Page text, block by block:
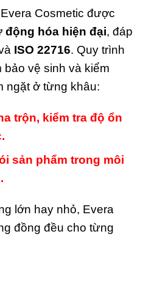
Cosmetic được
động hóa hiện đại, đáp
ISO 22716. Quy trình
vệ sinh và kiểm
ngặt ở từng khâu:
trộn, kiểm tra độ ổn
sản phẩm trong môi
lớn hay nhỏ, Evera
đồng đều cho từng